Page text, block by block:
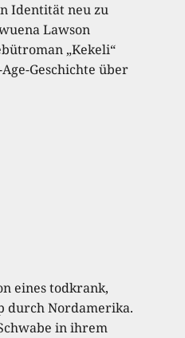
Identität neu zu
Lawson
„Kekeli“
Geschichte über
eines todkrank,
durch Nordamerika.
in ihrem